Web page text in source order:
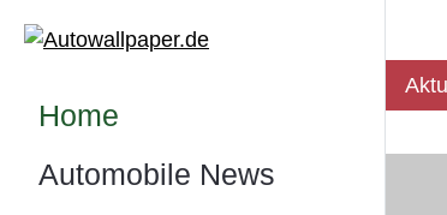
Home
Automobile News